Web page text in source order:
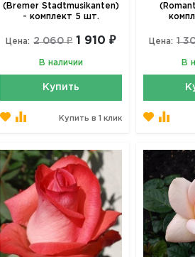
(Bremer Stadtmusikanten)
- комплект 5 шт.
Цена: 2 060 ₽ 1 910 ₽
В наличии
Купить
Купить в 1 клик
Цена: 1
В